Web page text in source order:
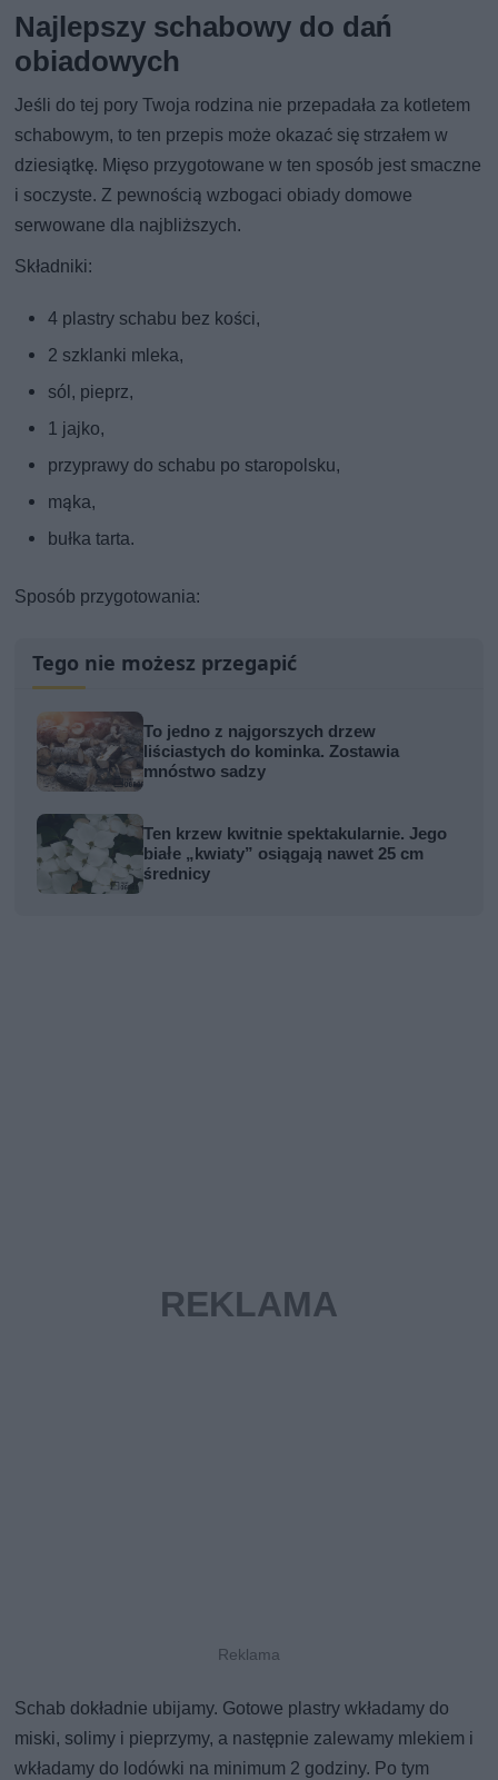
Najlepszy schabowy do dań
obiadowych
Jeśli do tej pory Twoja rodzina nie przepadała za kotletem
schabowym, to ten przepis może okazać się strzałem w
dziesiątkę. Mięso przygotowane w ten sposób jest smaczne
i soczyste. Z pewnością wzbogaci obiady domowe
serwowane dla najbliższych.
Składniki:
4 plastry schabu bez kości,
2 szklanki mleka,
sól, pieprz,
1 jajko,
przyprawy do schabu po staropolsku,
mąka,
bułka tarta.
Sposób przygotowania:
Tego nie możesz przegapić
To jedno z najgorszych drzew
liściastych do kominka. Zostawia
mnóstwo sadzy
Ten krzew kwitnie spektakularnie. Jego
białe „kwiaty” osiągają nawet 25 cm
średnicy
Schab dokładnie ubijamy. Gotowe plastry wkładamy do
miski, solimy i pieprzymy, a następnie zalewamy mlekiem i
wkładamy do lodówki na minimum 2 godziny. Po tym